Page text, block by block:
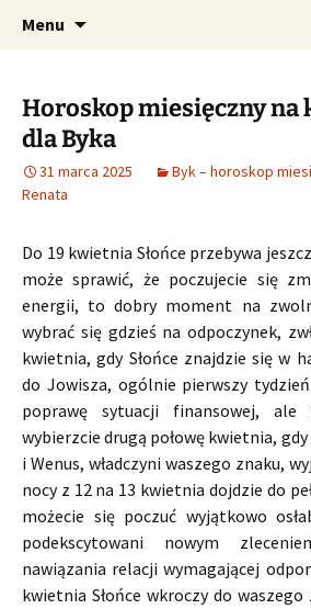
CzaroMarowy
dzienny,
tygodniowy
Profesjonalne
Menu
Horoskop miesięczny na
dla Byka
31 marca 2025 Byk – horoskop
Renata
Do 19 kwietnia Słońce przebywa
może sprawić, że poczujecie się
energii, to dobry moment na
wybrać się gdzieś na odpoczynek,
kwietnia, gdy Słońce znajdzie się w
do Jowisza, ogólnie pierwszy
poprawę sytuacji finansowej, ale
wybierzcie drugą połowę kwietnia,
i Wenus, władczyni waszego znaku,
nocy z 12 na 13 kwietnia dojdzie do
możecie się poczuć wyjątkowo
podekscytowani nowym
nawiązania relacji wymagającej
kwietnia Słońce wkroczy do